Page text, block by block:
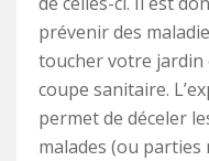
prévenir des
toucher votre jardin
coupe sanitaire.
permet de déceler
malades (ou parties